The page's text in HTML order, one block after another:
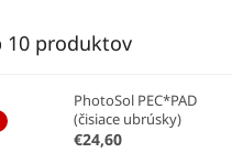
10 produktov
PhotoSol PEC*PAD
(čisiace ubrúsky)
€24,60